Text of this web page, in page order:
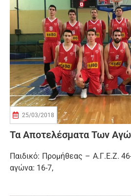
25/03/2018
Τα Αποτελέσματα Των
Παιδικό: Προμήθεας – Α.Γ.Ε.Ζ.
αγώνα: 16-7,